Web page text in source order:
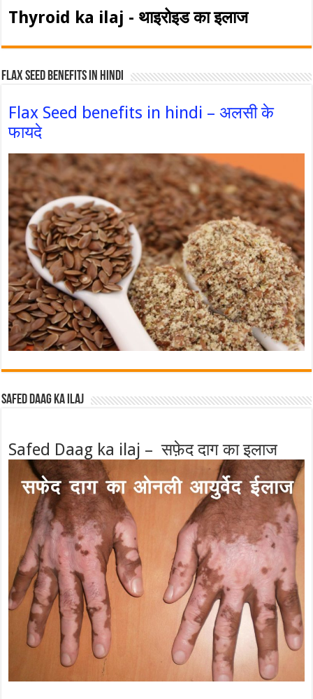
Thyroid ka ilaj - थाइरोइड का इलाज
Flax Seed Benefits in hindi
Flax Seed benefits in hindi – अलसी के
फायदे
Safed Daag ka ilaj
Safed Daag ka ilaj – सफ़ेद दाग का इलाज